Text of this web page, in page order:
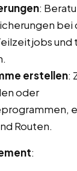
:
bei
und
erstellen:
oder
Routen.
: